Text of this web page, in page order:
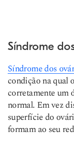
Síndrome
Síndrome dos
condição na qual
corretamente um
normal. Em vez
superfície do
formam ao seu